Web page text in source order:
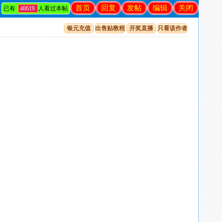
关闭
编辑
发帖
回复
首页
已有 40619 人看过本帖
银元充值 出售贴教程 开奖直播 只看该作者